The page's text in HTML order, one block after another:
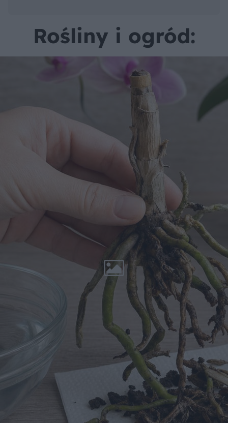
Rośliny i ogród: